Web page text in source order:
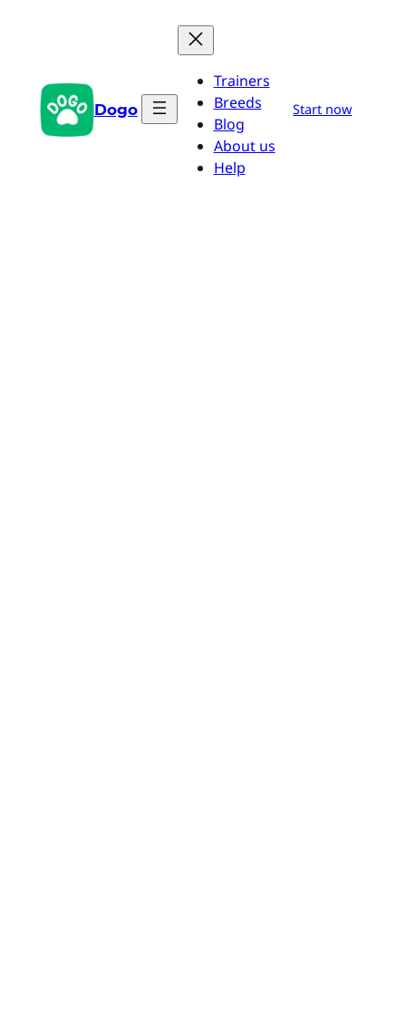
Dogo
Trainers
Breeds
Blog
About us
Help
Start now